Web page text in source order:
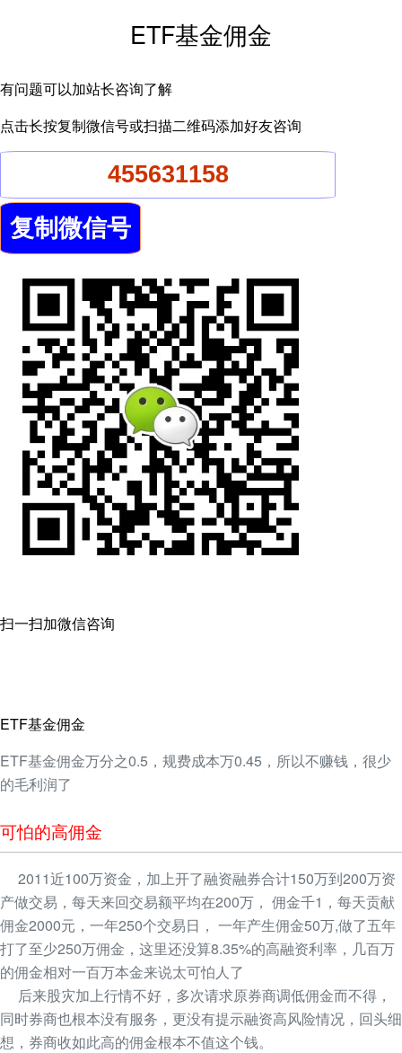
ETF基金佣金
有问题可以加站长咨询了解
点击长按复制微信号或扫描二维码添加好友咨询
扫一扫加微信咨询
ETF基金佣金
ETF基金佣金万分之0.5，规费成本万0.45，所以不赚钱，很少
的毛利润了
可怕的高佣金
2011近100万资金，加上开了融资融券合计150万到200万资
产做交易，每天来回交易额平均在200万， 佣金千1，每天贡献
佣金2000元，一年250个交易日， 一年产生佣金50万,做了五年
打了至少250万佣金，这里还没算8.35%的高融资利率，几百万
的佣金相对一百万本金来说太可怕人了
后来股灾加上行情不好，多次请求原券商调低佣金而不得，
同时券商也根本没有服务，更没有提示融资高风险情况，回头细
想，券商收如此高的佣金根本不值这个钱。